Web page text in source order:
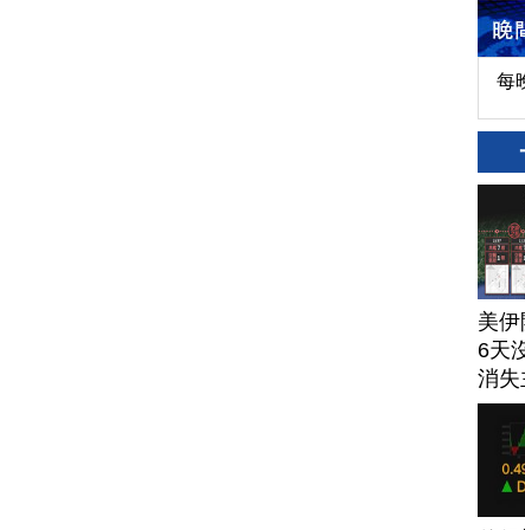
每
美
6天
消失